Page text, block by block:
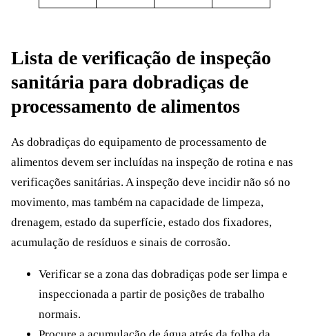
Lista de verificação de inspeção
sanitária para dobradiças de
processamento de alimentos
As dobradiças do equipamento de processamento de
alimentos devem ser incluídas na inspeção de rotina e nas
verificações sanitárias. A inspeção deve incidir não só no
movimento, mas também na capacidade de limpeza,
drenagem, estado da superfície, estado dos fixadores,
acumulação de resíduos e sinais de corrosão.
Verificar se a zona das dobradiças pode ser limpa e
inspeccionada a partir de posições de trabalho
normais.